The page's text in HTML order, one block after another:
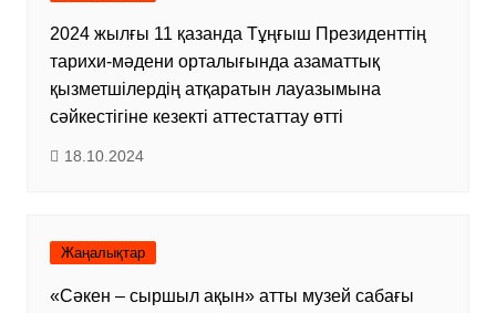
2024 жылғы 11 қазанда Тұңғыш Президенттің
тарихи-мәдени орталығында азаматтық
қызметшілердің атқаратын лауазымына
сәйкестігіне кезекті аттестаттау өтті
18.10.2024
Жаңалықтар
«Сәкен – сыршыл ақын» атты музей сабағы